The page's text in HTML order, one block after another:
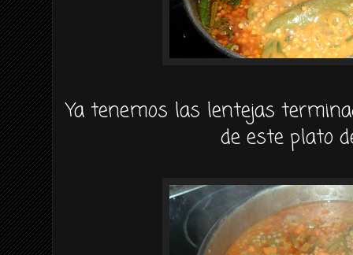
Ya tenemos las lentejas
de este plato